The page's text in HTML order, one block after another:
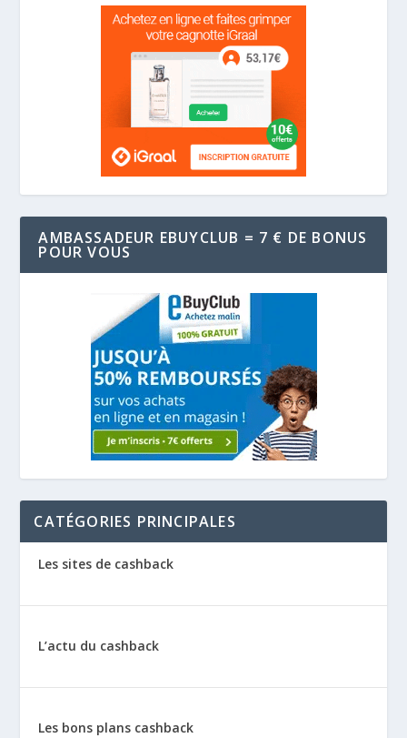
AMBASSADEUR EBUYCLUB = 7 € DE BONUS
POUR VOUS
CATÉGORIES PRINCIPALES
Les sites de cashback
L’actu du cashback
Les bons plans cashback